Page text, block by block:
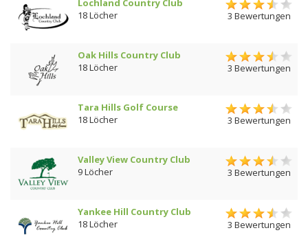
Lochland Country Club
18 Löcher
3 Bewertungen
Oak Hills Country Club
18 Löcher
3 Bewertungen
Tara Hills Golf Course
18 Löcher
3 Bewertungen
Valley View Country Club
9 Löcher
3 Bewertungen
Yankee Hill Country Club
18 Löcher
3 Bewertungen